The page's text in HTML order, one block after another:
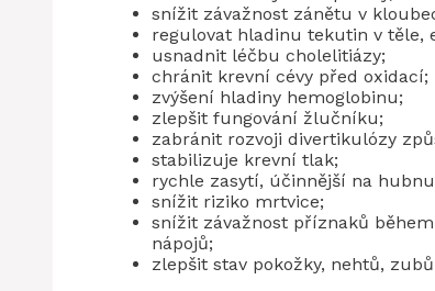
snížit závažnost zánětu v
regulovat hladinu tekutin v těle,
usnadnit léčbu cholelitiázy;
chránit krevní cévy před oxidací;
zvýšení hladiny hemoglobinu;
zlepšit fungování žlučníku;
zabránit rozvoji divertikulózy
stabilizuje krevní tlak;
rychle zasytí, účinnější na
snížit riziko mrtvice;
snížit závažnost příznaků
nápojů;
zlepšit stav pokožky, nehtů,